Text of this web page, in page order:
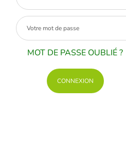
MOT DE PASSE OUBLIÉ ?